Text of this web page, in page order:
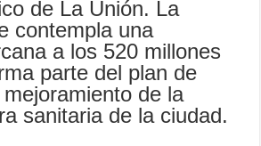
de La Unión. La
contempla una
a los 520 millones
parte del plan de
de la
sanitaria de la ciudad.